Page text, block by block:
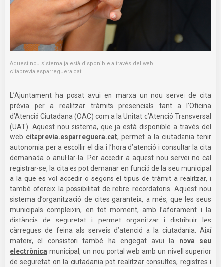
Aquest nou sistema ja està disponible a través del web
citaprevia.esparreguera.cat
L’Ajuntament ha posat avui en marxa un nou servei de cita
prèvia per a realitzar tràmits presencials tant a l’Oficina
d’Atenció Ciutadana (OAC) com a la Unitat d’Atenció Transversal
(UAT). Aquest nou sistema, que ja està disponible a través del
web citaprevia.esparreguera.cat, permet a la ciutadania tenir
autonomia per a escollir el dia i l’hora d’atenció i consultar la cita
demanada o anul·lar-la. Per accedir a aquest nou servei no cal
registrar-se, la cita es pot demanar en funció de la seu municipal
a la que es vol accedir o segons el tipus de tràmit a realitzar, i
també ofereix la possibilitat de rebre recordatoris. Aquest nou
sistema d’organització de cites garanteix, a més, que les seus
municipals compleixin, en tot moment, amb l’aforament i la
distància de seguretat i permet organitzar i distribuir les
càrregues de feina als serveis d’atenció a la ciutadania. Així
mateix, el consistori també ha engegat avui la nova seu
electrònica municipal, un nou portal web amb un nivell superior
de seguretat on la ciutadania pot realitzar consultes, registres i